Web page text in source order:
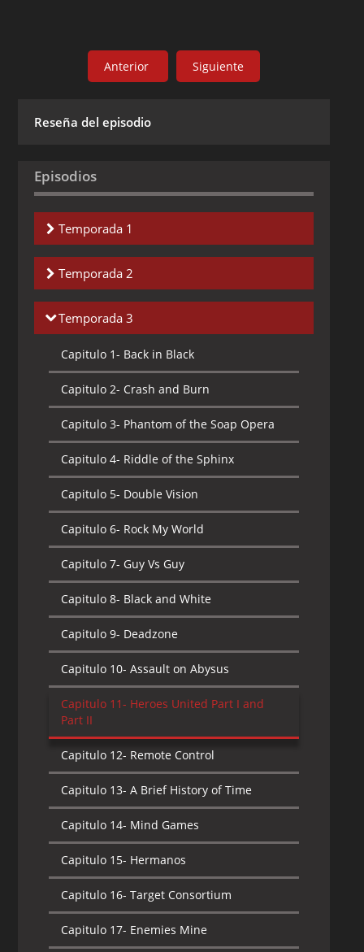
Anterior Siguiente
Reseña del episodio
Episodios
Temporada 1
Capitulo 1-
Changed
Capitulo 2-String Theory
Capitulo 3- Beyond the Sea
Capitulo 4- Lockdown
Capitulo 5- The Architect
Capitulo 6- Frostbite
Capitulo 7- Leader of the Pack
Capitulo 8- The Hunter
Capitulo 9- Breach
Capitulo 10-Dark Passage
Capitulo 11-The Forgotten
Capitulo 12- Operation Wingman
Capitulo 13- Rabble
Capitulo 14-Gravity
Capitulo 15-What Lies Beneath
Capitulo 16-The Swarm
Capitulo 17-Basic
Capitulo 18-Plague
Capitulo 19-Promises Promises
Capitulo 20-Payback
Temporada 2
Capitulo 1-
Capitulo 13-
Capitulo 14- Hard Target
Capitulo 15- A Family Holiday
Capitulo 16- Exposed
Capitulo 17- Grounded
Capitulo 18- Six Minus Six
Capitulo 19- Lions and Lambs
Temporada 3
Capitulo 1- Back in Black
Capitulo 2- Crash and Burn
Capitulo 3- Phantom of the Soap Opera
Capitulo 4- Riddle of the Sphinx
Capitulo 5- Double Vision
Capitulo 6- Rock My World
Capitulo 7- Guy Vs Guy
Capitulo 8- Black and White
Capitulo 9- Deadzone
Capitulo 10- Assault on Abysus
Capitulo 11- Heroes United Part I and
Part II
Capitulo 12- Remote Control
Capitulo 13- A Brief History of Time
Capitulo 14- Mind Games
Capitulo 15- Hermanos
Capitulo 16- Target Consortium
Capitulo 17- Enemies Mine